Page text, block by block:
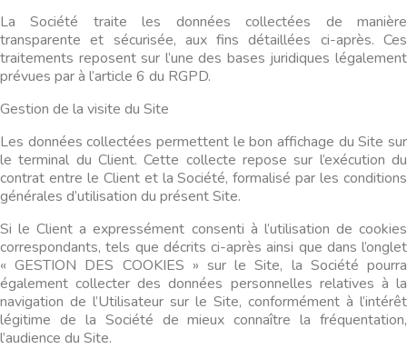
La Société traite les données collectées de manière
transparente et sécurisée, aux fins détaillées ci-après. Ces
traitements reposent sur l’une des bases juridiques légalement
prévues par à l’article 6 du RGPD.
Gestion de la visite du Site
Les données collectées permettent le bon affichage du Site sur
le terminal du Client. Cette collecte repose sur l’exécution du
contrat entre le Client et la Société, formalisé par les conditions
générales d’utilisation du présent Site.
Si le Client a expressément consenti à l’utilisation de cookies
correspondants, tels que décrits ci-après ainsi que dans l’onglet
« GESTION DES COOKIES » sur le Site, la Société pourra
également collecter des données personnelles relatives à la
navigation de l’Utilisateur sur le Site, conformément à l’intérêt
légitime de la Société de mieux connaître la fréquentation,
l’audience du Site.